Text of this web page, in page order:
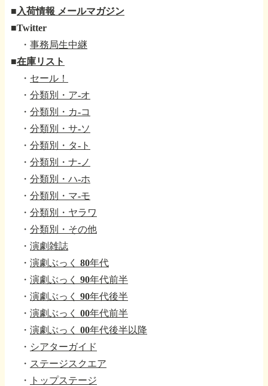
■ 入荷情報 メールマガジン
■Twitter
・ 事務局生中継
■在庫リスト
・ セール！
・ 分類別・ア-オ
・ 分類別・カ-コ
・ 分類別・サ-ソ
・ 分類別・タ-ト
・ 分類別・ナ-ノ
・ 分類別・ハ-ホ
・ 分類別・マ-モ
・ 分類別・ヤラワ
・ 分類別・その他
・ 演劇雑誌
・ 演劇ぶっく 80年代
・ 演劇ぶっく 90年代前半
・ 演劇ぶっく 90年代後半
・ 演劇ぶっく 00年代前半
・ 演劇ぶっく 00年代後半以降
・ シアターガイド
・ ステージスクエア
・
トップステージ